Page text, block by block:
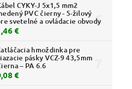
CYKY-J 5x1,5 mm2
PVC čierny - 5-žilový
svetelné a ovládacie obvody
€
hmoždinka pre
pásky VCZ-9 43,5mm
– PA 6.6
€